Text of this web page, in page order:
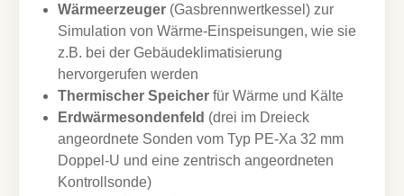
Wärmeerzeuger (Gasbrennwertkessel) zur
Simulation von Wärme-Einspeisungen, wie sie
z.B. bei der Gebäudeklimatisierung
hervorgerufen werden
Thermischer Speicher für Wärme und Kälte
Erdwärmesondenfeld (drei im Dreieck
angeordnete Sonden vom Typ PE-Xa 32 mm
Doppel-U und eine zentrisch angeordneten
Kontrollsonde)